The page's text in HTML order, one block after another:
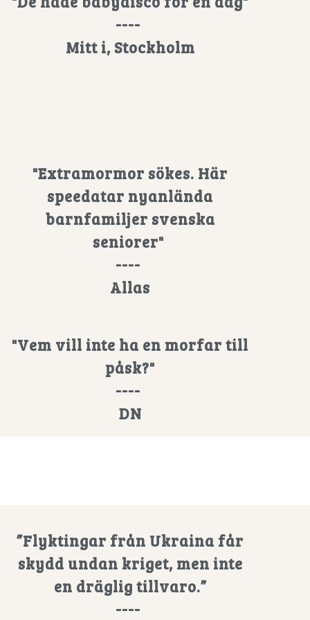
----
Mitt i, Stockholm
"Extramormor sökes. Här
speedatar nyanlända
barnfamiljer svenska
seniorer"
----
Allas
"Vem vill inte ha en morfar till
påsk?"
----
DN
”Flyktingar från Ukraina får
skydd undan kriget, men inte
en dräglig tillvaro.”
----